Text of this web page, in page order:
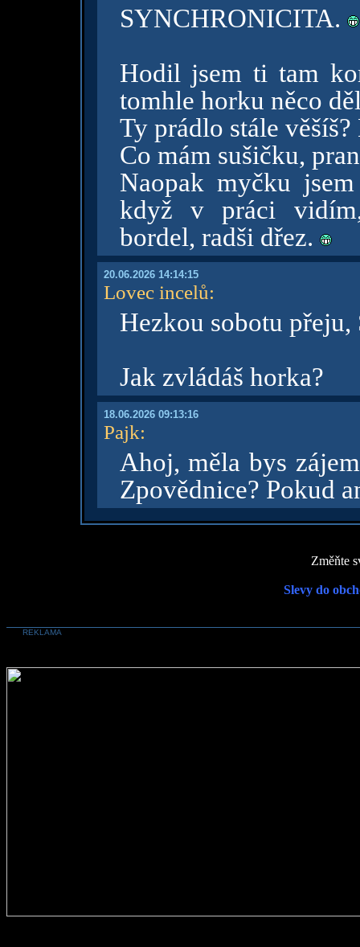
SYNCHRONICITA.
Hodil jsem ti tam
tomhle horku něco
Ty prádlo stále
Co mám sušičku,
Naopak myčku
když v práci
bordel, radši dřez.
20.06.2026 14:14:15
Lovec incelů:
Hezkou sobotu
Jak zvládáš horka?
18.06.2026 09:13:16
Pajk:
Ahoj, měla bys
Zpovědnice? Pokud
Změňte
Slevy do
REKLAMA